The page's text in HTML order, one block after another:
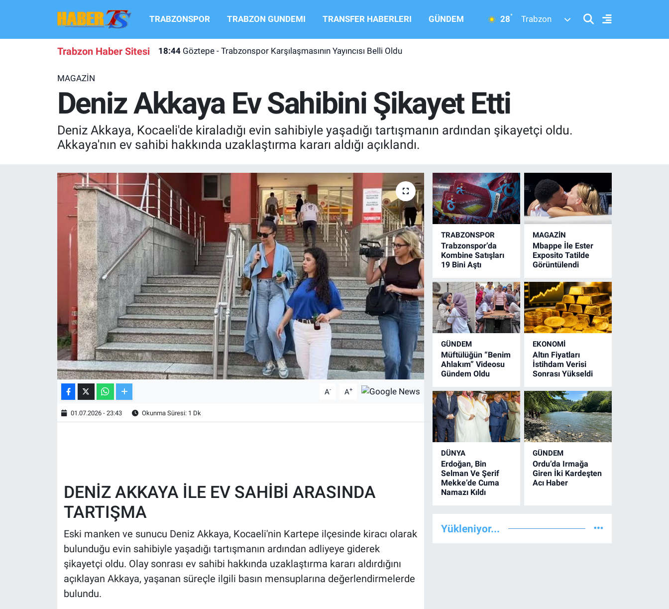
TRABZONSPOR TRABZON GUNDEMI TRANSFER HABERLERI GÜNDEM 28° Trabzon
Trabzon Haber Sitesi 18:44 Göztepe - Trabzonspor Karşılaşmasının Yayıncısı Belli Oldu
MAGAZİN
Deniz Akkaya Ev Sahibini Şikayet Etti
Deniz Akkaya, Kocaeli'de kiraladığı evin sahibiyle yaşadığı tartışmanın ardından şikayetçi oldu.
Akkaya'nın ev sahibi hakkında uzaklaştırma kararı aldığı açıklandı.
A- A+
01.07.2026 - 23:43 Okunma Süresi: 1 Dk
DENİZ AKKAYA İLE EV SAHİBİ ARASINDA
TARTIŞMA
Eski manken ve sunucu Deniz Akkaya, Kocaeli'nin Kartepe ilçesinde kiracı olarak
bulunduğu evin sahibiyle yaşadığı tartışmanın ardından adliyeye giderek
şikayetçi oldu. Olay sonrası ev sahibi hakkında uzaklaştırma kararı aldırdığını
açıklayan Akkaya, yaşanan süreçle ilgili basın mensuplarına değerlendirmelerde
bulundu.
TRABZONSPOR
Trabzonspor’da
Kombine Satışları
19 Bini Aştı
MAGAZİN
Mbappe İle Ester
Exposito Tatilde
Görüntülendi
GÜNDEM
Müftülüğün “Benim
Ahlakım” Videosu
Gündem Oldu
EKONOMİ
Altın Fiyatları
İstihdam Verisi
Sonrası Yükseldi
DÜNYA
Erdoğan, Bin
Selman Ve Şerif
Mekke’de Cuma
Namazı Kıldı
GÜNDEM
Ordu’da Irmağa
Giren İki Kardeşten
Acı Haber
Yükleniyor...
TRABZONSPOR
TRANSFER HABERLERI
KULİS MEYDANI
ALT LIGLER
TV VE SİNEMA
BASKETBOL
KÜLTÜR SANAT
EKONOMİ
MAGAZİN
Bilim, Teknoloji
Hava Durumu
Süper Lig Puan Durumu ve Fikstür
Tüm Manşetler
Son Dakika Haberleri